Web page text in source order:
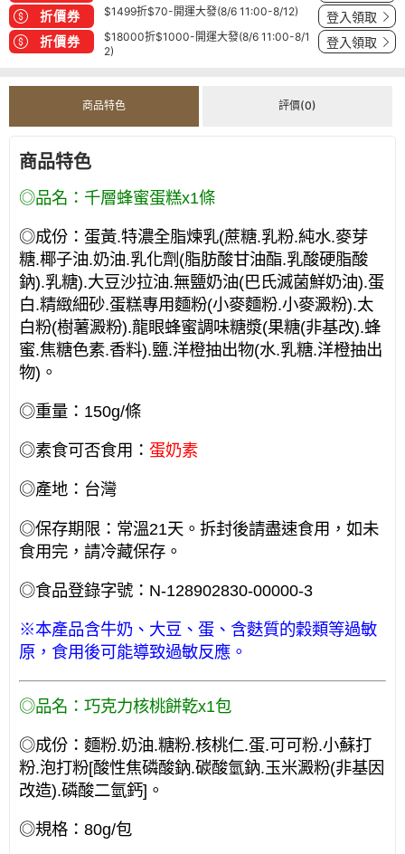
折價券 $1499折$70-開運大發(8/6 11:00-8/12) 登入領取
折價券
$18000折$1000-開運大發(8/6 11:00-8/1
2)
登入領取
商品特色 評價(0)
商品特色
◎品名：千層蜂蜜蛋糕x1條
◎成份：蛋黃.特濃全脂煉乳(蔗糖.乳粉.純水.麥芽
糖.椰子油.奶油.乳化劑(脂肪酸甘油酯.乳酸硬脂酸
鈉).乳糖).大豆沙拉油.無鹽奶油(巴氏滅菌鮮奶油).蛋
白.精緻細砂.蛋糕專用麵粉(小麥麵粉.小麥澱粉).太
白粉(樹薯澱粉).龍眼蜂蜜調味糖漿(果糖(非基改).蜂
蜜.焦糖色素.香料).鹽.洋橙抽出物(水.乳糖.洋橙抽出
物)。
◎重量：150g/條
◎素食可否食用： 蛋奶素
◎產地：台灣
◎保存期限：常溫21天。拆封後請盡速食用，如未
食用完，請冷藏保存。
◎食品登錄字號：N-128902830-00000-3
※本產品含牛奶、大豆、蛋、含麩質的穀類等過敏
原，食用後可能導致過敏反應。
◎品名：巧克力核桃餅乾x1包
◎成份：麵粉.奶油.糖粉.核桃仁.蛋.可可粉.小蘇打
粉.泡打粉[酸性焦磷酸鈉.碳酸氫鈉.玉米澱粉(非基因
改造).磷酸二氫鈣]。
◎規格：80g/包